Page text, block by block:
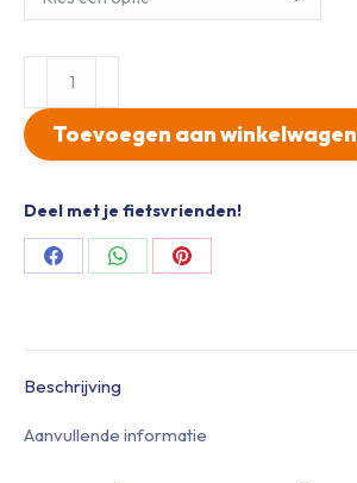
Grenadiers
Bioracer
Icon
Oranje
Toevoegen aan winkelwagen
Deel met je fietsvrienden!
Share
Share
Share
Beschrijving
Aanvullende informatie